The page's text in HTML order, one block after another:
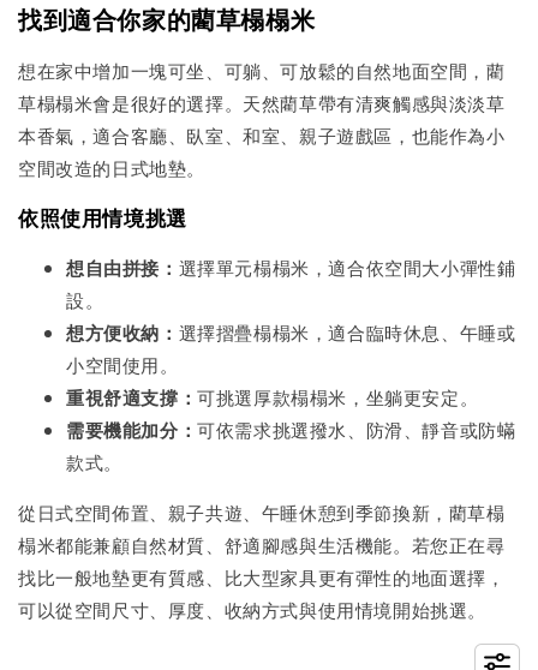
找到適合你家的藺草榻榻米
想在家中增加一塊可坐、可躺、可放鬆的自然地面空間，藺
草榻榻米會是很好的選擇。天然藺草帶有清爽觸感與淡淡草
本香氣，適合客廳、臥室、和室、親子遊戲區，也能作為小
空間改造的日式地墊。
依照使用情境挑選
想自由拼接： 選擇單元榻榻米，適合依空間大小彈性鋪
設。
想方便收納： 選擇摺疊榻榻米，適合臨時休息、午睡或
小空間使用。
重視舒適支撐：可挑選厚款榻榻米，坐躺更安定。
需要機能加分：可依需求挑選撥水、防滑、靜音或防蟎
款式。
從日式空間佈置、親子共遊、午睡休憩到季節換新，藺草榻
榻米都能兼顧自然材質、舒適腳感與生活機能。若您正在尋
找比一般地墊更有質感、比大型家具更有彈性的地面選擇，
可以從空間尺寸、厚度、收納方式與使用情境開始挑選。